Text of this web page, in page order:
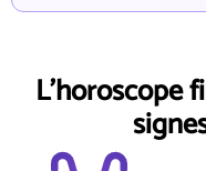
L'horoscope